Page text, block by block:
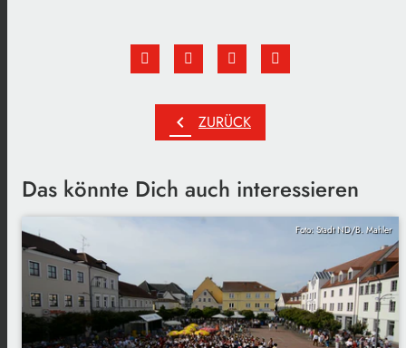
chevron_left ZURÜCK
Das könnte Dich auch interessieren
Foto: Stadt ND/B. Mahler